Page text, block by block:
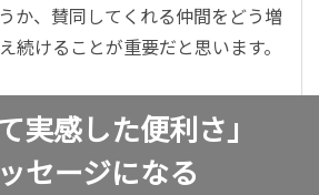
か、賛同してくれる仲間をどう増
続けることが重要だと思います。
実感した便利さ」
セージになる